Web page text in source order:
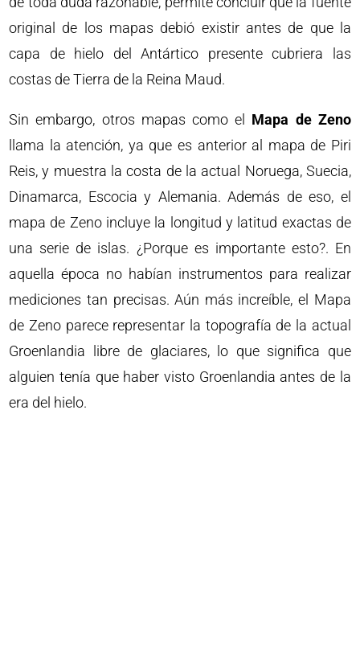
original de los mapas debió existir antes de que la
capa de hielo del Antártico presente cubriera las
costas de Tierra de la Reina Maud.
Sin embargo, otros mapas como el Mapa de Zeno
llama la atención, ya que es anterior al mapa de Piri
Reis, y muestra la costa de la actual Noruega, Suecia,
Dinamarca, Escocia y Alemania. Además de eso, el
mapa de Zeno incluye la longitud y latitud exactas de
una serie de islas. ¿Porque es importante esto?. En
aquella época no habían instrumentos para realizar
mediciones tan precisas. Aún más increíble, el Mapa
de Zeno parece representar la topografía de la actual
Groenlandia libre de glaciares, lo que significa que
alguien tenía que haber visto Groenlandia antes de la
era del hielo.